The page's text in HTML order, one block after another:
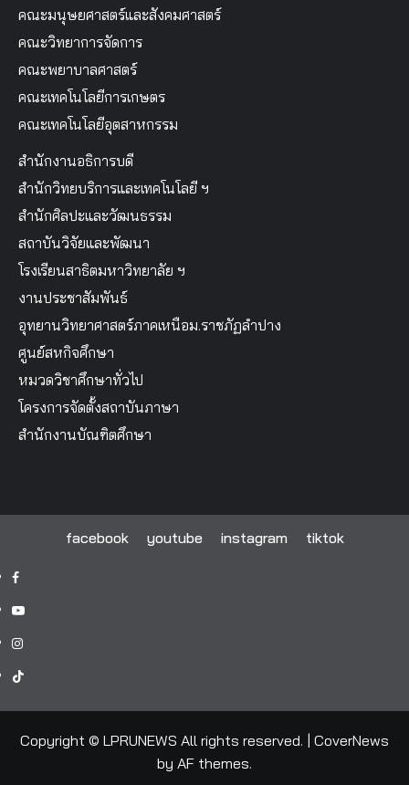
คณะมนุษยศาสตร์และสังคมศาสตร์
คณะวิทยาการจัดการ
คณะพยาบาลศาสตร์
คณะเทคโนโลยีการเกษตร
คณะเทคโนโลยีอุตสาหกรรม
สำนักงานอธิการบดี
สำนักวิทยบริการและเทคโนโลยี ฯ
สำนักศิลปะและวัฒนธรรม
สถาบันวิจัยและพัฒนา
โรงเรียนสาธิตมหาวิทยาลัย ฯ
งานประชาสัมพันธ์
อุทยานวิทยาศาสตร์ภาคเหนือม.ราชภัฏลำปาง
ศูนย์สหกิจศึกษา
หมวดวิชาศึกษาทั่วไป
โครงการจัดตั้งสถาบันภาษา
สำนักงานบัณฑิตศึกษา
facebook youtube instagram tiktok
facebook
youtube
instagram
tiktok
Copyright © LPRUNEWS All rights reserved.
CoverNews
by AF themes.